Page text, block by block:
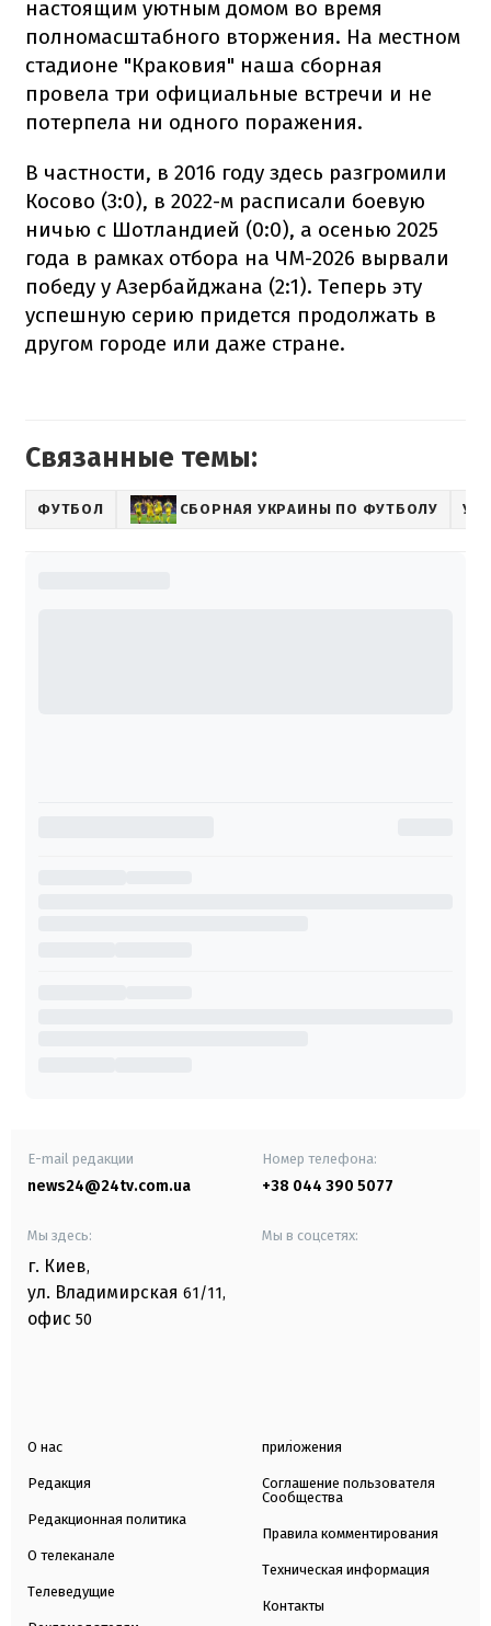
настоящим уютным домом во время
полномасштабного вторжения. На местном
стадионе "Краковия" наша сборная
провела три официальные встречи и не
потерпела ни одного поражения.
В частности, в 2016 году здесь разгромили
Косово (3:0), в 2022-м расписали боевую
ничью с Шотландией (0:0), а осенью 2025
года в рамках отбора на ЧМ-2026 вырвали
победу у Азербайджана (2:1). Теперь эту
успешную серию придется продолжать в
другом городе или даже стране.
Связанные темы:
ФУТБОЛ СБОРНАЯ УКРАИНЫ ПО ФУТБОЛУ
E-mail редакции
news24@24tv.com.ua
Номер телефона:
+38 044 390 5077
Мы здесь:
г. Киев,
ул. Владимирская 61/11,
офис 50
Мы в соцсетях:
О нас
Редакция
Редакционная политика
О телеканале
Телеведущие
приложения
Соглашение пользователя
Сообщества
Правила комментирования
Техническая информация
Контакты